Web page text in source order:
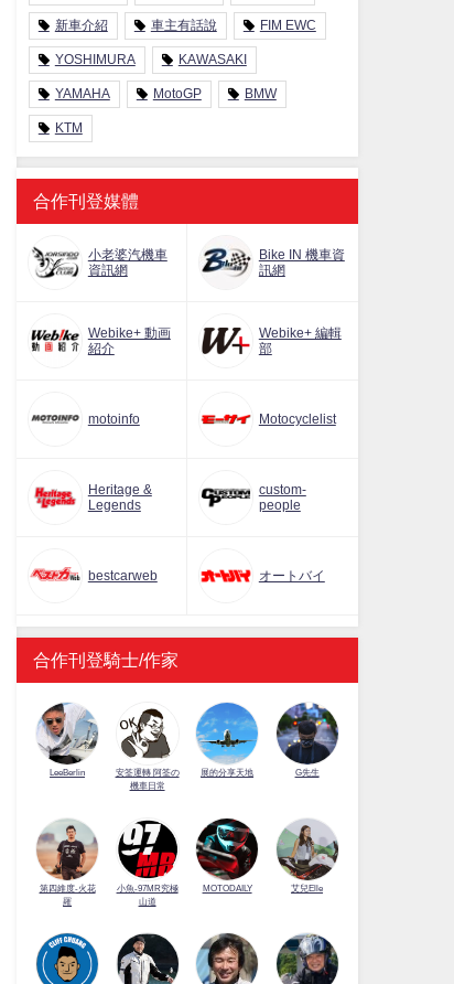
新車介紹 車主有話說 FIM EWC
YOSHIMURA KAWASAKI
YAMAHA MotoGP BMW
KTM
合作刊登媒體
小老婆汽機車
資訊網
Bike IN 機車資
訊網
Webike+ 動画
紹介
Webike+ 編輯
部
motoinfo Motocyclelist
Heritage &
Legends
custom-
people
bestcarweb オートバイ
合作刊登騎士/作家
LeeBerlin
安筌運轉 阿筌の
機車日常
展的分享天地 G先生
第四維度-火花
羅
小魚-97MR究極
山道
MOTODAILY 艾兒Elle